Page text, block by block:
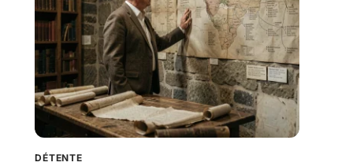
DÉTENTE